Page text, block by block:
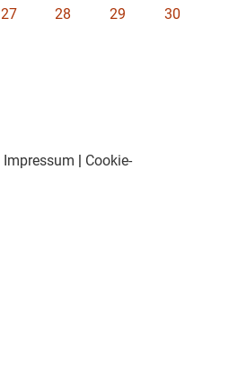
27 28 29
30
Impressum | Cookie-